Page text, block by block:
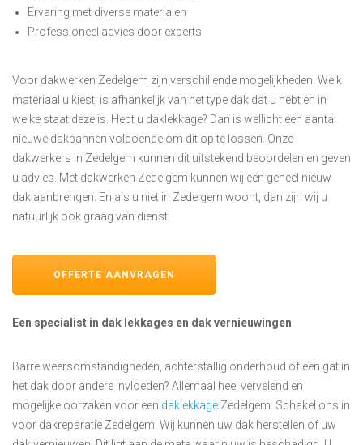
Ervaring met diverse materialen
Professioneel advies door experts
Voor dakwerken Zedelgem zijn verschillende mogelijkheden. Welk
materiaal u kiest, is afhankelijk van het type dak dat u hebt en in
welke staat deze is. Hebt u daklekkage? Dan is wellicht een aantal
nieuwe dakpannen voldoende om dit op te lossen. Onze
dakwerkers in Zedelgem kunnen dit uitstekend beoordelen en geven
u advies. Met dakwerken Zedelgem kunnen wij een geheel nieuw
dak aanbrengen. En als u niet in Zedelgem woont, dan zijn wij u
natuurlijk ook graag van dienst.
OFFERTE AANVRAGEN
Een specialist in dak lekkages en dak vernieuwingen
Barre weersomstandigheden, achterstallig onderhoud of een gat in
het dak door andere invloeden? Allemaal heel vervelend en
mogelijke oorzaken voor een daklekkage Zedelgem. Schakel ons in
voor dakreparatie Zedelgem. Wij kunnen uw dak herstellen of uw